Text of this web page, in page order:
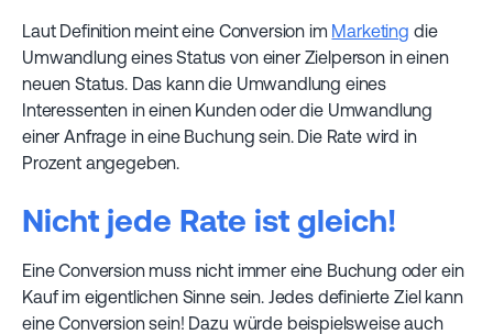
Laut Definition meint eine Conversion im Marketing die
Umwandlung eines Status von einer Zielperson in einen
neuen Status. Das kann die Umwandlung eines
Interessenten in einen Kunden oder die Umwandlung
einer Anfrage in eine Buchung sein. Die Rate wird in
Prozent angegeben.
Nicht jede Rate ist gleich!
Eine Conversion muss nicht immer eine Buchung oder ein
Kauf im eigentlichen Sinne sein. Jedes definierte Ziel kann
eine Conversion sein! Dazu würde beispielsweise auch